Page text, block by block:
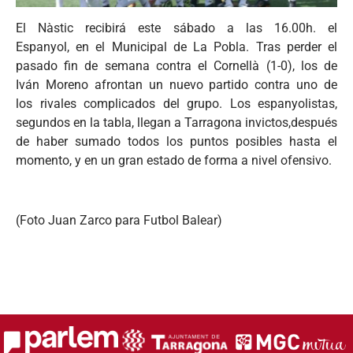
El Nàstic recibirá este sábado a las 16.00h. el
Espanyol, en el Municipal de La Pobla. Tras perder el
pasado fin de semana contra el Cornellà (1-0), los de
Iván Moreno afrontan un nuevo partido contra uno de
los rivales complicados del grupo. Los espanyolistas,
segundos en la tabla, llegan a Tarragona invictos,después
de haber sumado todos los puntos posibles hasta el
momento, y en un gran estado de forma a nivel ofensivo.
(Foto Juan Zarco para Futbol Balear)